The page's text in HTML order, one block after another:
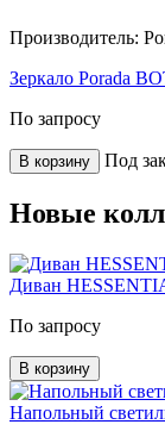
Производитель:
Зеркало Porada
По запросу
В корзину Под
Новые
Диван
По запросу
В корзину
Напольный